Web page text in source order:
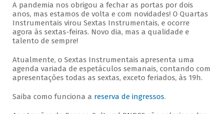
A pandemia nos obrigou a fechar as portas por dois
anos, mas estamos de volta e com novidades! O Quartas
Instrumentais virou Sextas Instrumentais, e ocorre
agora às sextas-feiras. Novo dia, mas a qualidade e
talento de sempre!
Atualmente, o Sextas Instrumentais apresenta uma
agenda variada de espetáculos semanais, contando com
apresentações todas as sextas, exceto feriados, às 19h.
Saiba como funciona a reserva de ingressos.